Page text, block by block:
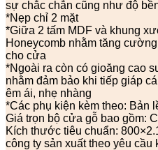
sự chắc chắn cũng như độ
*Nẹp chỉ 2 mặt
*Giữa 2 tấm MDF và khung
Honeycomb nhằm tăng
cho cửa
*Ngoài ra còn có gioăng cao
nhằm đảm bảo khi tiếp giáp
êm ái, nhẹ nhàng
*Các phụ kiện kèm theo: Bản
Giá trọn bộ cửa gỗ bao gồm:
Kích thước tiêu chuẩn:
công ty sản xuất theo yêu